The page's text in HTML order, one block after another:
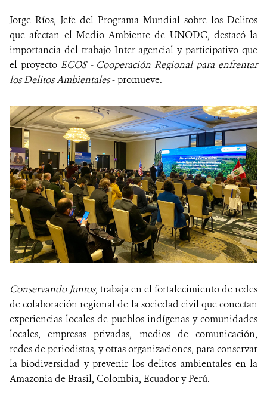
Jorge Ríos, Jefe del Programa Mundial sobre los Delitos
que afectan el Medio Ambiente de UNODC, destacó la
importancia del trabajo Inter agencial y participativo que
el proyecto ECOS - Cooperación Regional para enfrentar
los Delitos Ambientales- promueve.
Conservando Juntos, trabaja en el fortalecimiento de redes
de colaboración regional de la sociedad civil que conectan
experiencias locales de pueblos indígenas y comunidades
locales, empresas privadas, medios de comunicación,
redes de periodistas, y otras organizaciones, para conservar
la biodiversidad y prevenir los delitos ambientales en la
Amazonia de Brasil, Colombia, Ecuador y Perú.